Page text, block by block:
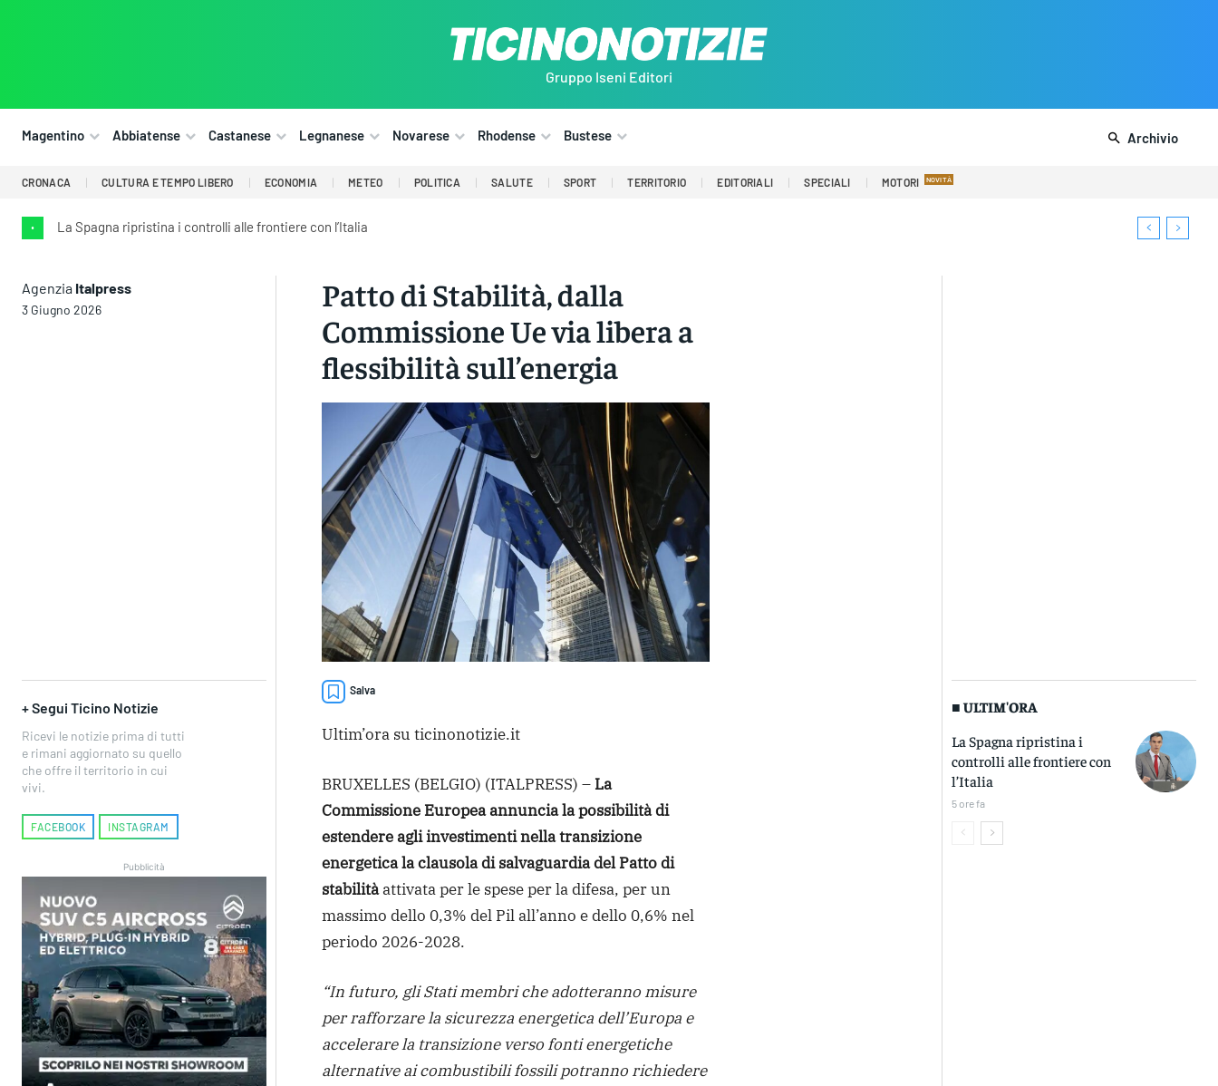
Gruppo Iseni Editori
Magentino Abbiatense Castanese Legnanese Novarese Rhodense Bustese Archivio
CRONACA CULTURA E TEMPO LIBERO ECONOMIA METEO POLITICA SALUTE SPORT TERRITORIO EDITORIALI SPECIALI MOTORI
• La Spagna ripristina i controlli alle frontiere con l’Italia
Agenzia Italpress
3 Giugno 2026
Patto di Stabilità, dalla
Commissione Ue via libera a
flessibilità sull’energia
+ Segui Ticino Notizie
Ricevi le notizie prima di tutti
e rimani aggiornato su quello
che offre il territorio in cui
vivi.
FACEBOOK INSTAGRAM
Pubblicità
Salva
Ultim’ora su ticinonotizie.it
BRUXELLES (BELGIO) (ITALPRESS) – La
Commissione Europea annuncia la possibilità di
estendere agli investimenti nella transizione
energetica la clausola di salvaguardia del Patto di
stabilitàattivata per le spese per la difesa, per un
massimo dello 0,3% del Pil all’anno e dello 0,6% nel
periodo 2026-2028.
“In futuro, gli Stati membri che adotteranno misure
per rafforzare la sicurezza energetica dell’Europa e
accelerare la transizione verso fonti energetiche
alternative ai combustibili fossili potranno richiedere
■ ULTIM'ORA
La Spagna ripristina i
controlli alle frontiere con
l’Italia
5 ore fa